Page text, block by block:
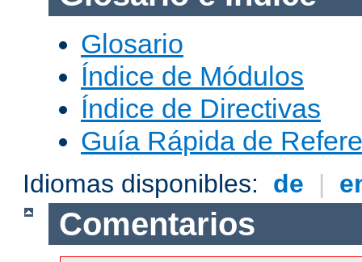
Glosario
Índice de Módulos
Índice de Directivas
Guía Rápida de
Idiomas disponibles: de |
Comentarios